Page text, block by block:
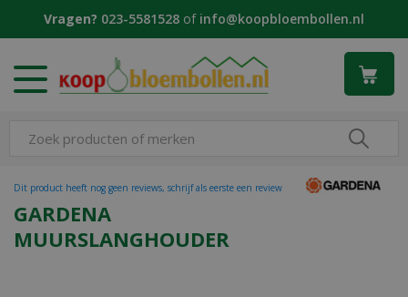
Vragen? 023-5581528 of info@koopbloembollen.nl
GARDENA
MUURSLANGHOUDER
Dit product heeft nog geen reviews, schrijf als eerste een review